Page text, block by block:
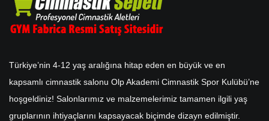
Türkiye’nin 4-12 yaş aralığına hitap eden en büyük ve en
kapsamlı cimnastik salonu Olp Akademi Cimnastik Spor Kulübü’ne
hoşgeldiniz! Salonlarımız ve malzemelerimiz tamamen ilgili yaş
gruplarının ihtiyaçlarını kapsayacak biçimde dizayn edilmiştir.